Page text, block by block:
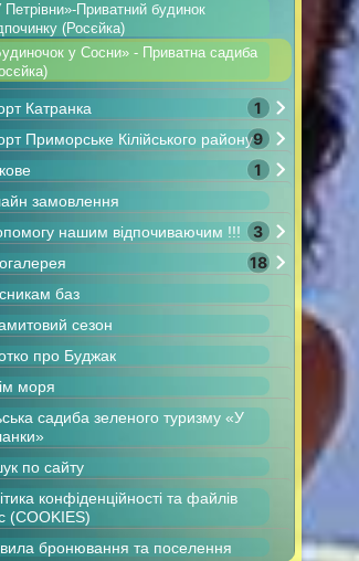
Петрівни»-Приватний будинок
(Росєйка)
у Сосни» - Приватна садиба
Катранка 1
Приморське Кілійського району9
1
замовлення
нашим відпочиваючим !!!
3
18
баз
сезон
про Буджак
моря
садиба зеленого туризму «У
по сайту
конфіденційності та файлів
(COOKIES)
бронювання та поселення